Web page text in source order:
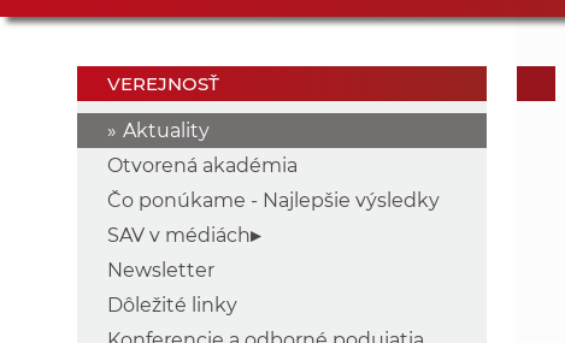
VEREJNOSŤ
Aktuality
Otvorená akadémia
Čo ponúkame - Najlepšie výsledky
SAV v médiách
Newsletter
Dôležité linky